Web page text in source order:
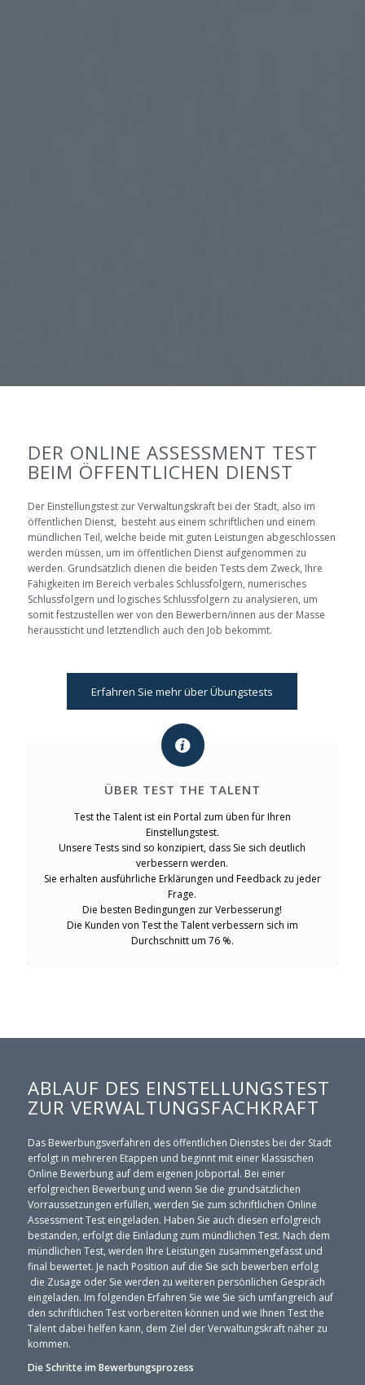
DER ONLINE ASSESSMENT TEST
BEIM ÖFFENTLICHEN DIENST
Der Einstellungstest zur Verwaltungskraft bei der Stadt, also im
öffentlichen Dienst, besteht aus einem schriftlichen und einem
mündlichen Teil, welche beide mit guten Leistungen abgeschlossen
werden müssen, um im öffentlichen Dienst aufgenommen zu
werden. Grundsätzlich dienen die beiden Tests dem Zweck, Ihre
Fähigkeiten im Bereich verbales Schlussfolgern, numerisches
Schlussfolgern und logisches Schlussfolgern zu analysieren, um
somit festzustellen wer von den Bewerbern/innen aus der Masse
heraussticht und letztendlich auch den Job bekommt.
Erfahren Sie mehr über Übungstests
ÜBER TEST THE TALENT
Test the Talent ist ein Portal zum üben für Ihren
Einstellungstest.
Unsere Tests sind so konzipiert, dass Sie sich deutlich
verbessern werden.
Sie erhalten ausführliche Erklärungen und Feedback zu jeder
Frage.
Die besten Bedingungen zur Verbesserung!
Die Kunden von Test the Talent verbessern sich im
Durchschnitt um 76 %.
ABLAUF DES EINSTELLUNGSTEST
ZUR VERWALTUNGSFACHKRAFT
Das Bewerbungsverfahren des öffentlichen Dienstes bei der Stadt
erfolgt in mehreren Etappen und beginnt mit einer klassischen
Online Bewerbung auf dem eigenen Jobportal. Bei einer
erfolgreichen Bewerbung und wenn Sie die grundsätzlichen
Vorraussetzungen erfüllen, werden Sie zum schriftlichen Online
Assessment Test eingeladen. Haben Sie auch diesen erfolgreich
bestanden, erfolgt die Einladung zum mündlichen Test. Nach dem
mündlichen Test, werden Ihre Leistungen zusammengefasst und
final bewertet. Je nach Position auf die Sie sich bewerben erfolg
die Zusage oder Sie werden zu weiteren persönlichen Gespräch
eingeladen. Im folgenden Erfahren Sie wie Sie sich umfangreich auf
den schriftlichen Test vorbereiten können und wie Ihnen Test the
Talent dabei helfen kann, dem Ziel der Verwaltungskraft näher zu
kommen.
Die Schritte im Bewerbungsprozess